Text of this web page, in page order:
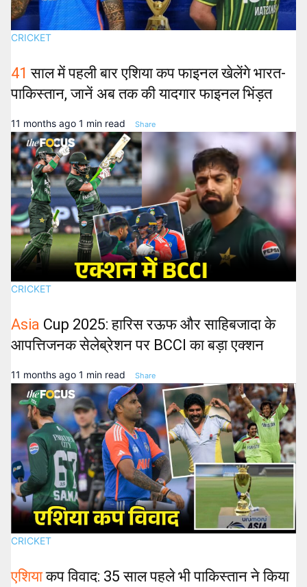
CRICKET
41 साल में पहली बार एशिया कप फाइनल खेलेंगे भारत-
पाकिस्तान, जानें अब तक की यादगार फाइनल भिंड़त
11 months ago 1 min read Share
CRICKET
Asia Cup 2025: हारिस रऊफ और साहिबजादा के
आपत्तिजनक सेलेब्रेशन पर BCCI का बड़ा एक्शन
11 months ago 1 min read Share
CRICKET
एशियाकप विवाद: 35 साल पहले भी पाकिस्तान ने किया